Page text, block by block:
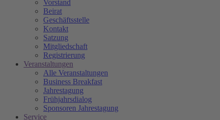
Vorstand
Beirat
Geschäftsstelle
Kontakt
Satzung
Mitgliedschaft
Registrierung
Veranstaltungen
Alle Veranstaltungen
Business Breakfast
Jahrestagung
Frühjahrsdialog
Sponsoren Jahrestagung
Service